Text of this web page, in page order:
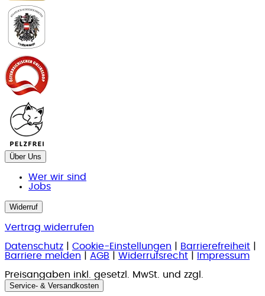
Über Uns
Wer wir sind
Jobs
Widerruf
Vertrag widerrufen
Datenschutz
Cookie-Einstellungen Barrierefreiheit
Barriere melden
AGB Widerrufsrecht
Impressum
Preisangaben inkl. gesetzl. MwSt. und zzgl.
Service- & Versandkosten